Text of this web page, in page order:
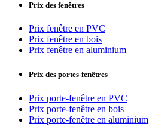
Prix des fenêtres
Prix fenêtre en PVC
Prix fenêtre en bois
Prix fenêtre en aluminium
Prix des portes-fenêtres
Prix porte-fenêtre en PVC
Prix porte-fenêtre en bois
Prix porte-fenêtre en aluminium